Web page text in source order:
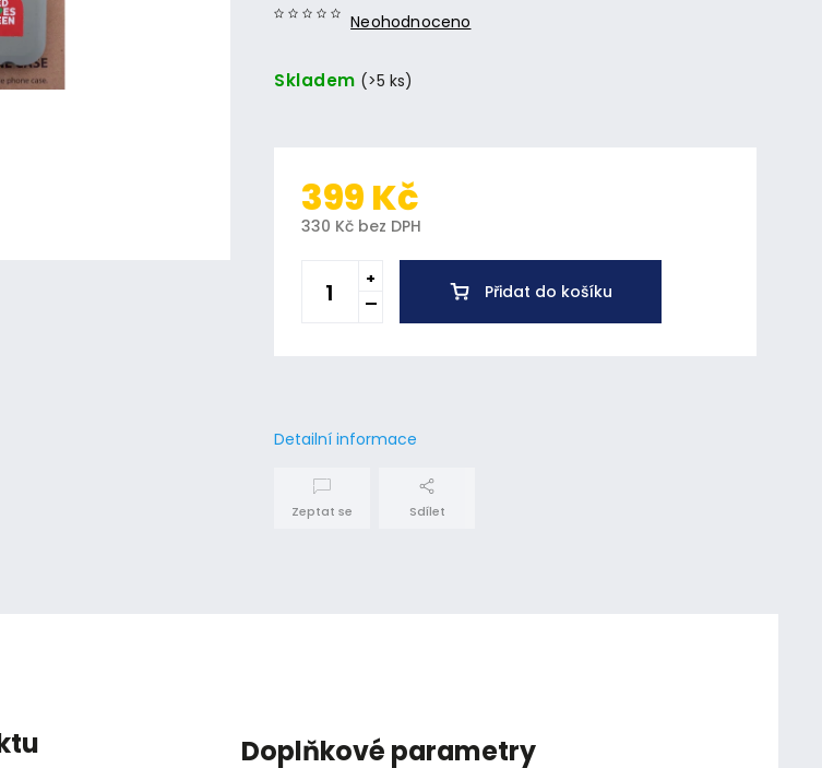
Neohodnoceno
Skladem (>5 ks)
399 Kč
330 Kč bez DPH
Přidat do košíku
Detailní informace
Zeptat se Sdílet
Doplňkové parametry